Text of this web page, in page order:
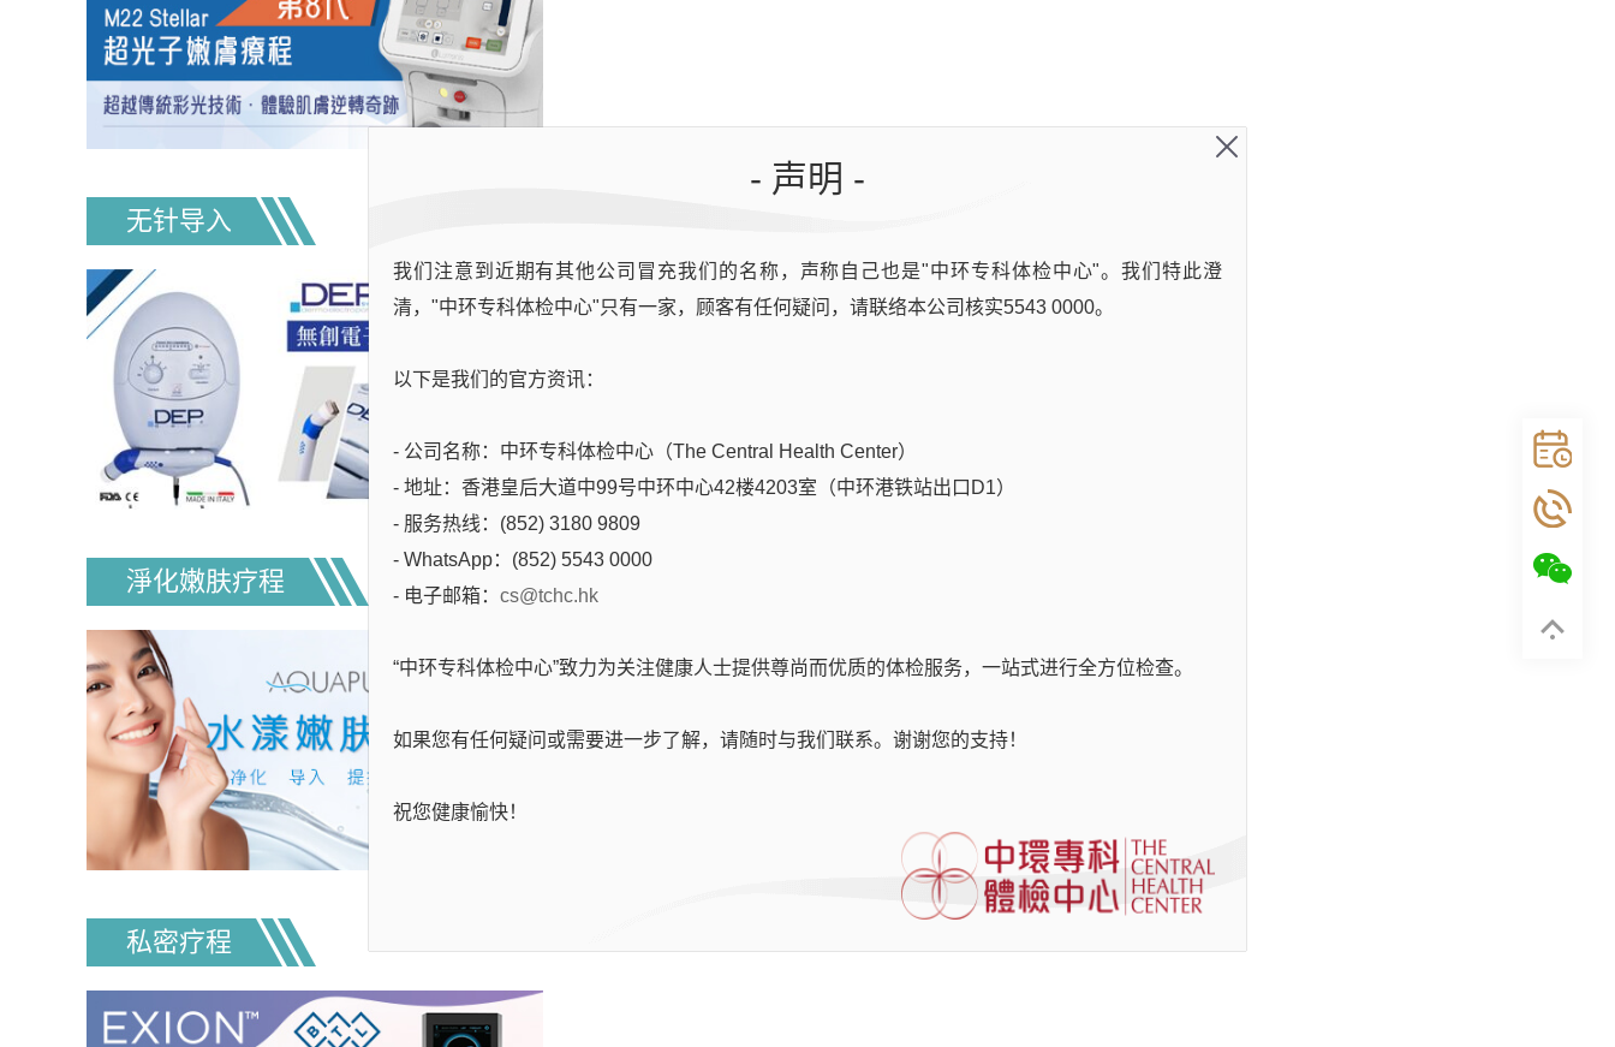
了解更多
无针导入
了解更多
淨化嫩肤疗程
私密疗程
- 声明 -
我们注意到近期有其他公司冒充我们的名称，声称自己也是"中环专科体检中心"。我们特此澄
清，"中环专科体检中心"只有一家，顾客有任何疑问，请联络本公司核实5543 0000。
以下是我们的官方资讯：
- 公司名称：中环专科体检中心（The Central Health Center）
- 地址：香港皇后大道中99号中环中心42楼4203室（中环港铁站出口D1）
- 服务热线：(852) 3180 9809
- WhatsApp：(852) 5543 0000
- 电子邮箱： cs@tchc.hk
“中环专科体检中心”致力为关注健康人士提供尊尚而优质的体检服务，一站式进行全方位检查。
如果您有任何疑问或需要进一步了解，请随时与我们联系。谢谢您的支持！
祝您健康愉快！